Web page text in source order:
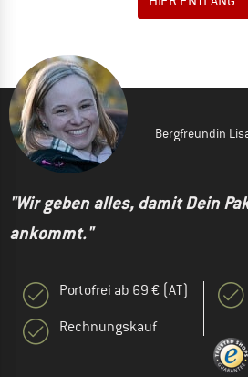
Bergfreundin
"Wir geben alles, damit Dein
ankommt."
Portofrei ab 69 € (AT)
Rechnungskauf